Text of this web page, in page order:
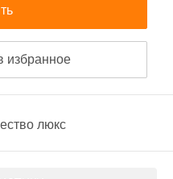
избранное
люкс